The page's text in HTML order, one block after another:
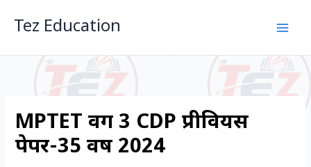
Tez Education
MPTET वर्ग 3 CDP प्रीवियस
पेपर-35 वर्ष 2024